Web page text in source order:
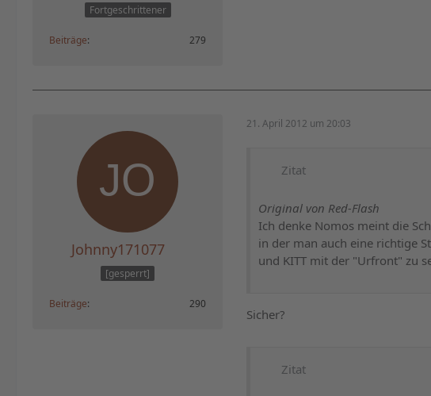
Fortgeschrittener
Beiträge 279
Johnny171077
[gesperrt]
Beiträge 290
21. April 2012 um 20:03
Zitat
Original von Red-Flash
Ich denke Nomos meint die
in der man auch eine richtige
und KITT mit der "Urfront" zu
Sicher?
Zitat